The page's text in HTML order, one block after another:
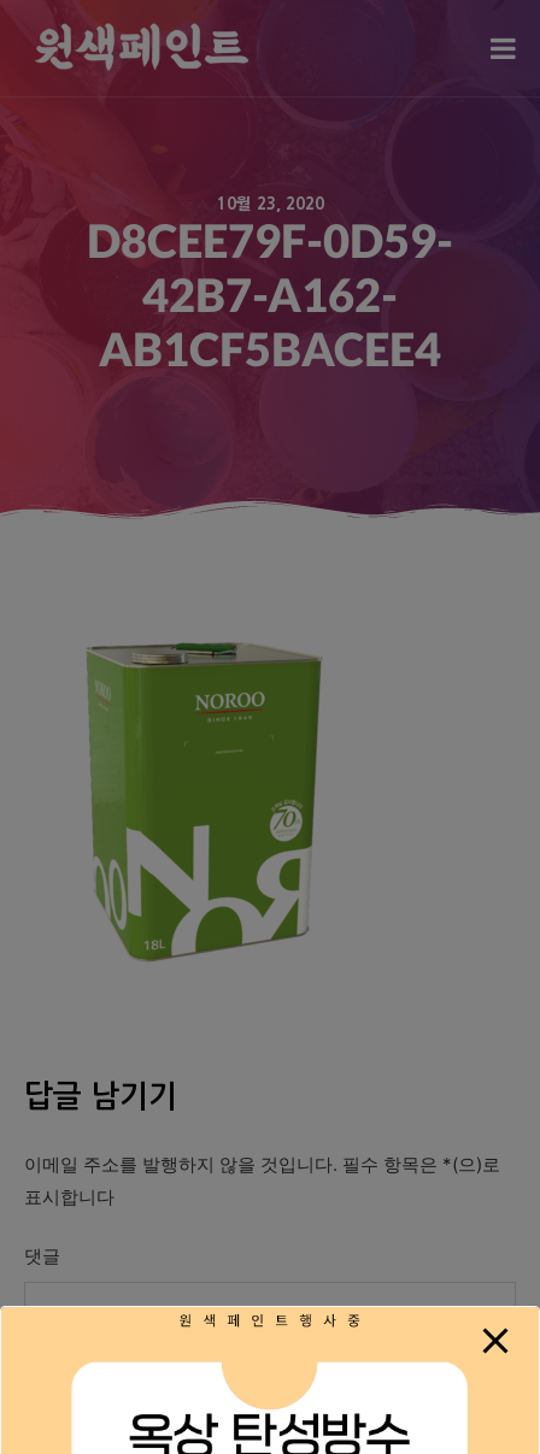
10월 23, 2020
D8CEE79F-0D59-
42B7-A162-
AB1CF5BACEE4
답글 남기기
이메일 주소를 발행하지 않을 것입니다. 필수 항목은 *(으)로
표시합니다
댓글